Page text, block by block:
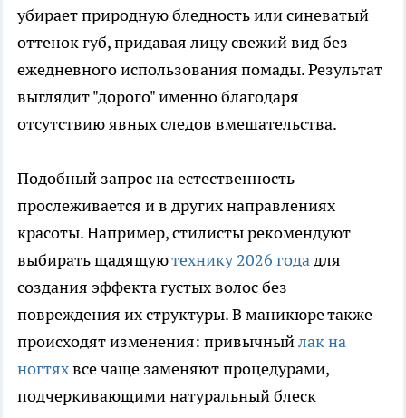
убирает природную бледность или синеватый
оттенок губ, придавая лицу свежий вид без
ежедневного использования помады. Результат
выглядит "дорого" именно благодаря
отсутствию явных следов вмешательства.
Подобный запрос на естественность
прослеживается и в других направлениях
красоты. Например, стилисты рекомендуют
выбирать щадящуютехнику 2026 годадля
создания эффекта густых волос без
повреждения их структуры. В маникюре также
происходят изменения: привычныйлак на
ногтяхвсе чаще заменяют процедурами,
подчеркивающими натуральный блеск